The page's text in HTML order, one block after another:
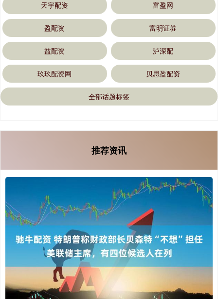
天宇配资 富盈网
盈配资 富明证券
益配资 泸深配
玖玖配资网 贝思盈配资
全部话题标签
推荐资讯